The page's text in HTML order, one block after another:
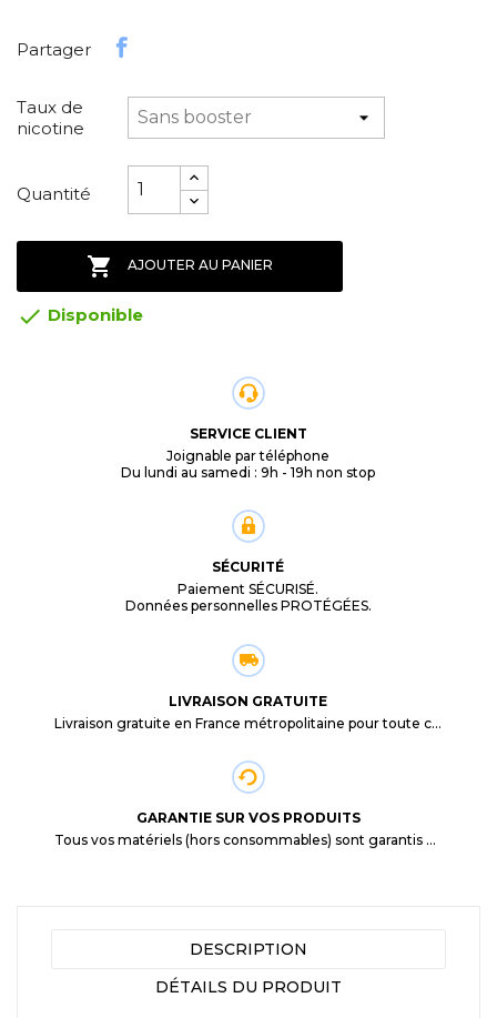
Partager
Taux de
nicotine
Quantité
 AJOUTER AU PANIER
 Disponible
SERVICE CLIENT
Joignable par téléphone
Du lundi au samedi : 9h - 19h non stop
SÉCURITÉ
Paiement SÉCURISÉ.
Données personnelles PROTÉGÉES.
LIVRAISON GRATUITE
Livraison gratuite en France métropolitaine pour toute commande supérieure à 29,90€.
GARANTIE SUR VOS PRODUITS
Tous vos matériels (hors consommables) sont garantis 3 mois à partir de la date d'achat
DESCRIPTION
DÉTAILS DU PRODUIT